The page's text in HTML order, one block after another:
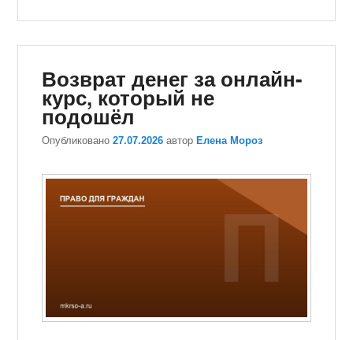
Возврат денег за онлайн-
курс, который не
подошёл
Опубликовано27.07.2026 автор Елена Мороз